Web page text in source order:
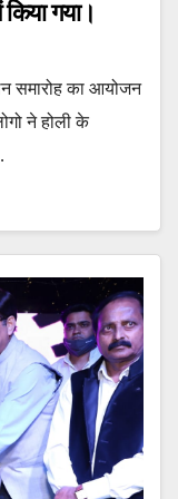
गया।
समारोह का आयोजन
ने होली के